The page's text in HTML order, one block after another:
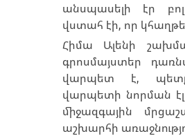
անսպասելի էր
վստահ էի, որ
Հիմա Ալենի
գրոսմայստեր
վարպետ է,
վարպետի նորման
միջազգային
աշխարհի